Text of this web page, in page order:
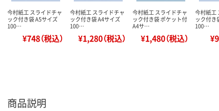
今村紙工 スライドチャ
ック付き袋 A5サイズ
100…
¥748（税込）
今村紙工 スライドチャ
ック付き袋 A4サイズ
100…
¥1,280（税込）
今村紙工 スライドチャ
ック付き袋 ポケット付
A4サ…
¥1,480（税込）
今村紙工
ック付き
100…
商品説明